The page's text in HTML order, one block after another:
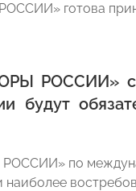
готова
РОССИИ»
по